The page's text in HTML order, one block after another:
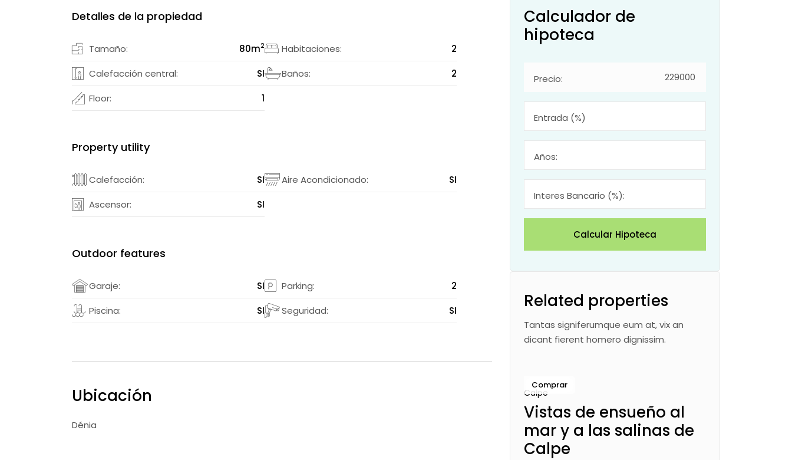
Detalles de la propiedad
Tamaño: 80m2 Habitaciones:
2
Calefacción central:
SI Baños:
2
Floor:
1
Property utility
Calefacción: SI Aire Acondicionado:
SI
Ascensor:
SI
Outdoor features
Garaje: SI Parking: 2
Piscina: SI Seguridad: SI
Ubicación
Dénia
Calculador de
hipoteca
Precio:
Entrada (%)
Años:
Interes Bancario (%):
Calcular Hipoteca
Related properties
Tantas signiferumque eum at, vix an
dicant fierent homero dignissim.
Comprar
Calpe
Vistas de ensueño al
mar y a las salinas de
Calpe